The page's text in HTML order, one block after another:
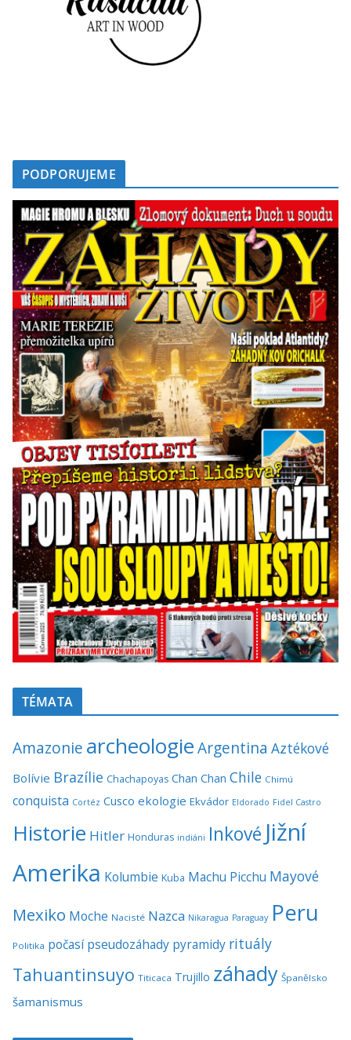
PODPORUJEME
TÉMATA
Amazonie archeologieArgentina Aztékové
Bolívie Brazílie Chachapoyas Chan Chan Chile Chimú
conquista Cortéz Cusco ekologie Ekvádor Eldorado Fidel Castro
Historie Hitler Honduras indiáni Inkové Jižní
Amerika Kolumbie Kuba Machu Picchu Mayové
Mexiko Moche Nacisté Nazca Nikaragua Paraguay Peru
Politika počasí pseudozáhady pyramidy rituály
Tahuantinsuyo Titicaca Trujillo záhady Španělsko
šamanismus